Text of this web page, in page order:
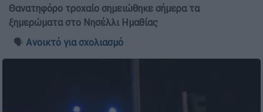
Θανατηφόρο τροχαίο σημειώθηκε σήμερα τα
ξημερώματα στο Νησέλλι Ημαθίας
🗣️ Ανοικτό για σχολιασμό